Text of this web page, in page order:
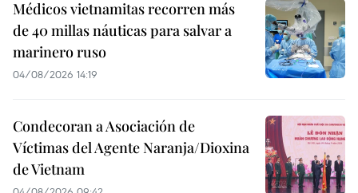
Médicos vietnamitas recorren más
de 40 millas náuticas para salvar a
marinero ruso
04/08/2026 14:19
Condecoran a Asociación de
Víctimas del Agente Naranja/Dioxina
de Vietnam